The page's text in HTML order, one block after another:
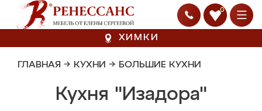
0
ХИМКИ
ГЛАВНАЯ → КУХНИ → БОЛЬШИЕ КУХНИ
Кухня "Изадора"